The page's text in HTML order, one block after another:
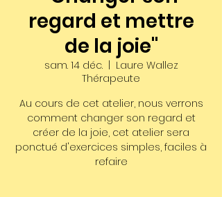
regard et mettre
de la joie"
sam. 14 déc.
  |
Laure Wallez
Thérapeute
Au cours de cet atelier, nous verrons
comment changer son regard et
créer de la joie, cet atelier sera
ponctué d'exercices simples, faciles à
refaire